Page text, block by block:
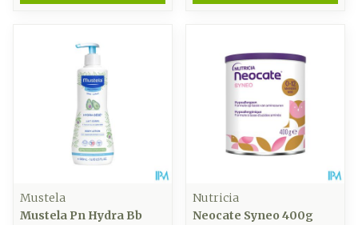
Mustela
Mustela Pn Hydra Bb
Nutricia
Neocate Syneo 400g